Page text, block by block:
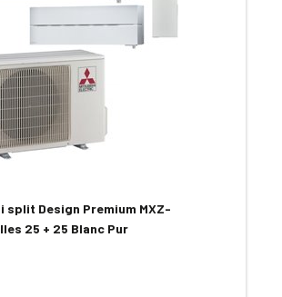
split Design Premium MXZ-
25 + 25 Blanc Pur